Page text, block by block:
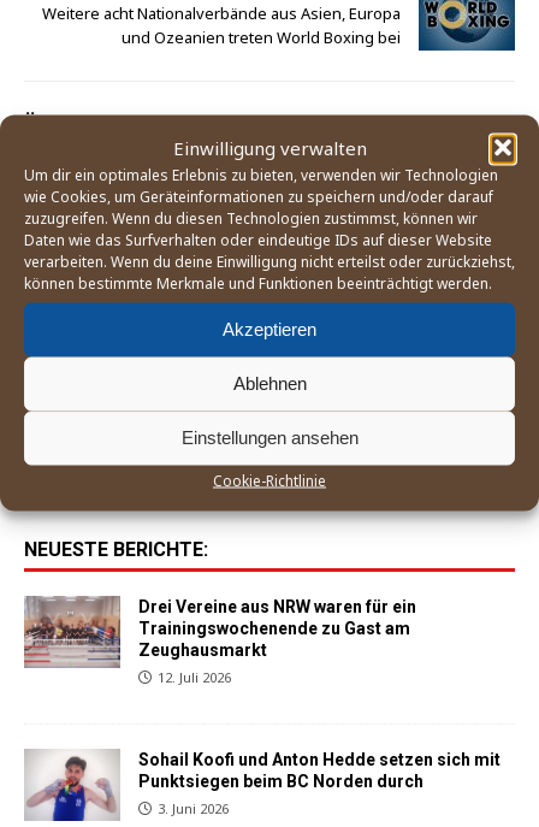
Einwilligung verwalten
Um dir ein optimales Erlebnis zu bieten, verwenden wir Technologien
wie Cookies, um Geräteinformationen zu speichern und/oder darauf
zuzugreifen. Wenn du diesen Technologien zustimmst, können wir
Daten wie das Surfverhalten oder eindeutige IDs auf dieser Website
verarbeiten. Wenn du deine Einwilligung nicht erteilst oder zurückziehst,
können bestimmte Merkmale und Funktionen beeinträchtigt werden.
Akzeptieren
Ablehnen
Einstellungen ansehen
Cookie-Richtlinie
Weitere acht Nationalverbände aus Asien, Europa
und Ozeanien treten World Boxing bei
ÄHNLICHE ARTIKEL
WM in Russland: Finalergebnisse, Platzierungen und
Medaillenspiegel
24. September 2019
Ein Rück- und Ausblick auf drei boxsportliche
Themen des auslaufenden und des nächsten
22. Dezember 2023
19. Januar 2024
NEUESTE BERICHTE:
Drei Vereine aus NRW waren für ein
Trainingswochenende zu Gast am
Zeughausmarkt
12. Juli 2026
Sohail Koofi und Anton Hedde setzen sich mit
Punktsiegen beim BC Norden durch
3. Juni 2026